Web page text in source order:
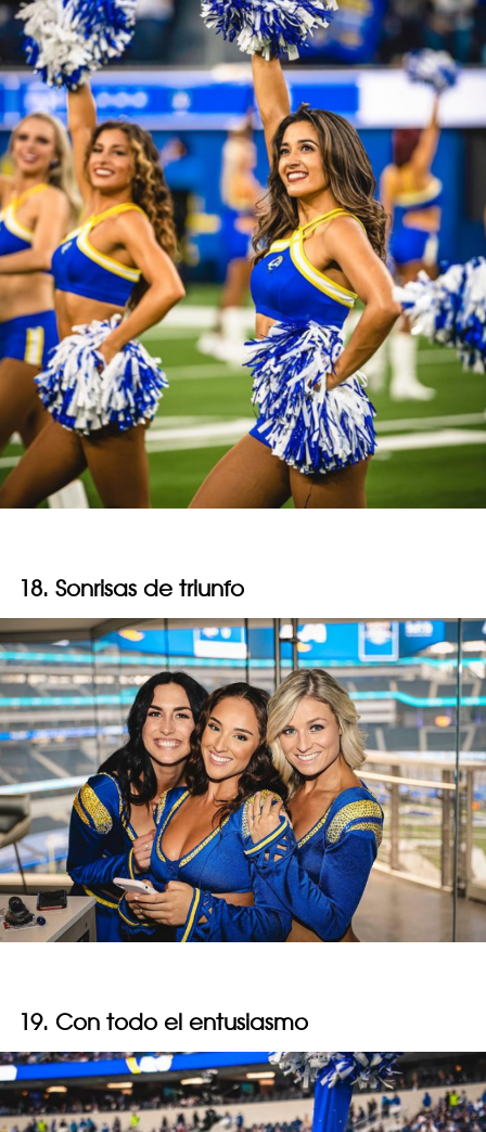
18. Sonrisas de triunfo
19. Con todo el entusiasmo